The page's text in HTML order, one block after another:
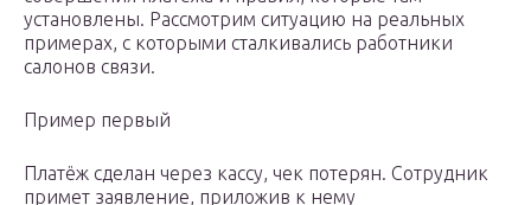
установлены. Рассмотрим ситуацию на реальных
примерах, с которыми сталкивались работники
салонов связи.
Пример первый
Платёж сделан через кассу, чек потерян. Сотрудник
примет заявление, приложив к нему